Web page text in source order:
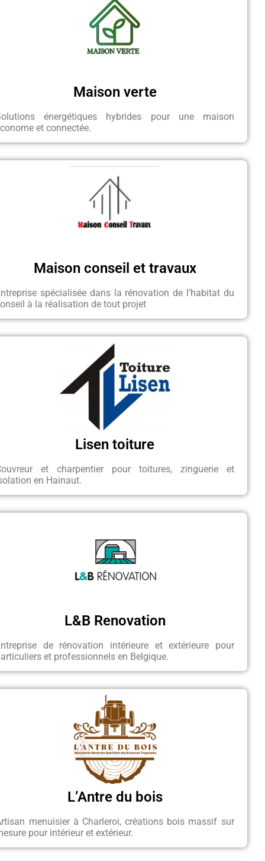
Maison verte
énergétiques hybrides pour une maison
et connectée.
Maison conseil et travaux
spécialisée dans la rénovation de l’habitat du
à la réalisation de tout projet
Lisen toiture
et charpentier pour toitures, zinguerie et
en Hainaut.
L&B Renovation
de rénovation intérieure et extérieure pour
et professionnels en Belgique.
L’Antre du bois
menuisier à Charleroi, créations bois massif sur
pour intérieur et extérieur.